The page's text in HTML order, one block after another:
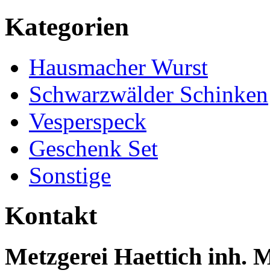
Kategorien
Hausmacher Wurst
Schwarzwälder Schinken
Vesperspeck
Geschenk Set
Sonstige
Kontakt
Metzgerei Haettich inh.